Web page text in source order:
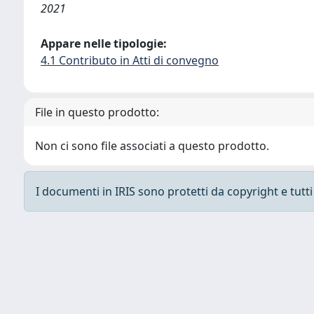
2021
Appare nelle tipologie:
4.1 Contributo in Atti di convegno
File in questo prodotto:
Non ci sono file associati a questo prodotto.
I documenti in IRIS sono protetti da copyright e